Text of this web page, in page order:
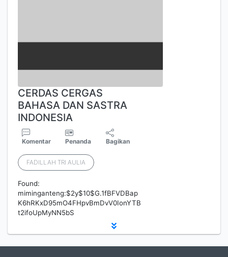
CERDAS CERGAS
BAHASA DAN SASTRA
INDONESIA
Komentar Penanda Bagikan
FADILLAH TRI AULIA
Found:
miminganteng:$2y$10$G.1fBFVDBap
K6hRKxD95mO4FHpvBmDvV0IonYTB
t2ifoUpMyNN5bS